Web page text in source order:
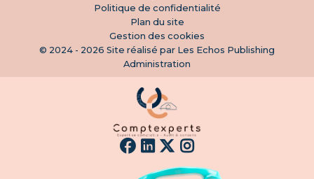
Politique de confidentialité
Plan du site
Gestion des cookies
© 2024 - 2026 Site réalisé par Les Echos Publishing
Administration